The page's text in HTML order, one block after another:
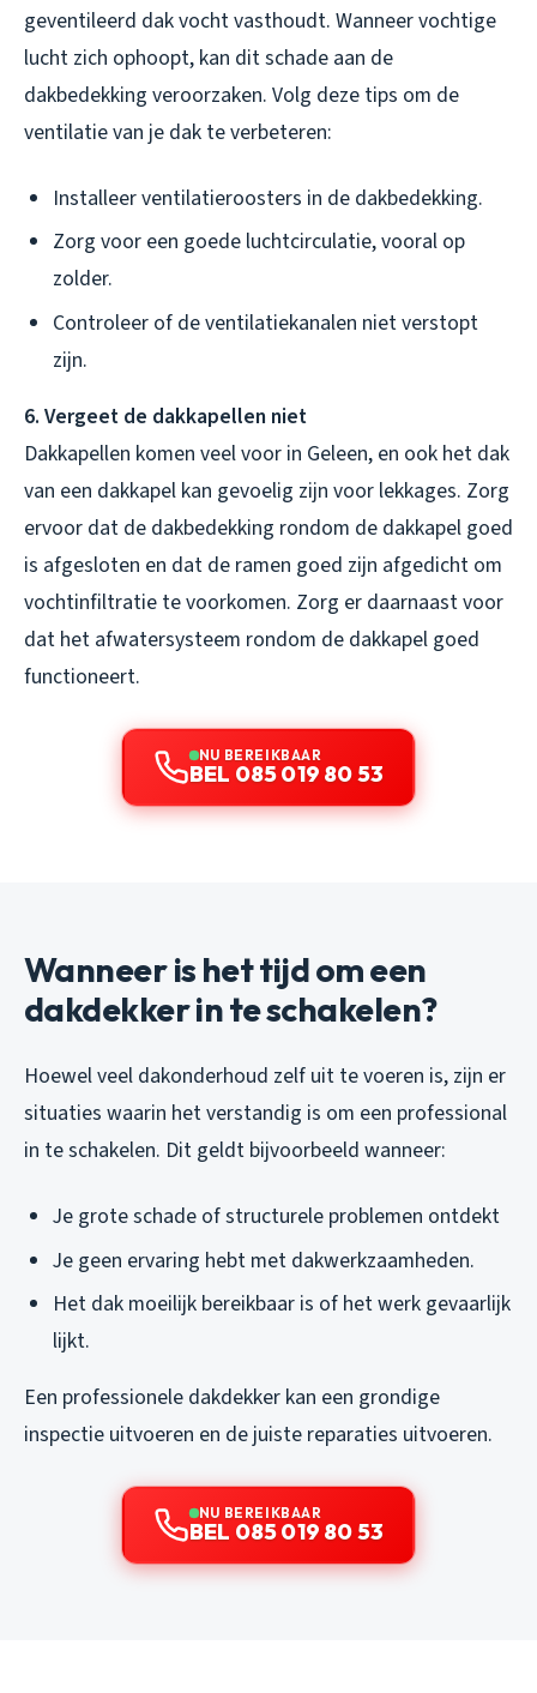
geventileerd dak vocht vasthoudt. Wanneer vochtige
lucht zich ophoopt, kan dit schade aan de
dakbedekking veroorzaken. Volg deze tips om de
ventilatie van je dak te verbeteren:
Installeer ventilatieroosters in de dakbedekking.
Zorg voor een goede luchtcirculatie, vooral op
zolder.
Controleer of de ventilatiekanalen niet verstopt
zijn.
6. Vergeet de dakkapellen niet
Dakkapellen komen veel voor in Geleen, en ook het dak
van een dakkapel kan gevoelig zijn voor lekkages. Zorg
ervoor dat de dakbedekking rondom de dakkapel goed
is afgesloten en dat de ramen goed zijn afgedicht om
vochtinfiltratie te voorkomen. Zorg er daarnaast voor
dat het afwatersysteem rondom de dakkapel goed
functioneert.
NU BEREIKBAAR
BEL 085 019 80 53
Wanneer is het tijd om een
dakdekker in te schakelen?
Hoewel veel dakonderhoud zelf uit te voeren is, zijn er
situaties waarin het verstandig is om een professional
in te schakelen. Dit geldt bijvoorbeeld wanneer:
Je grote schade of structurele problemen ontdekt
Je geen ervaring hebt met dakwerkzaamheden.
Het dak moeilijk bereikbaar is of het werk gevaarlijk
lijkt.
Een professionele dakdekker kan een grondige
inspectie uitvoeren en de juiste reparaties uitvoeren.
NU BEREIKBAAR
BEL 085 019 80 53